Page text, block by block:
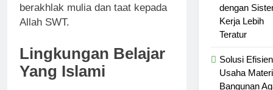
berakhlak mulia dan taat kepada
Allah SWT.
Lingkungan Belajar
Yang Islami
dengan
Kerja Lebih
Teratur
Solusi
Usaha
Bangunan